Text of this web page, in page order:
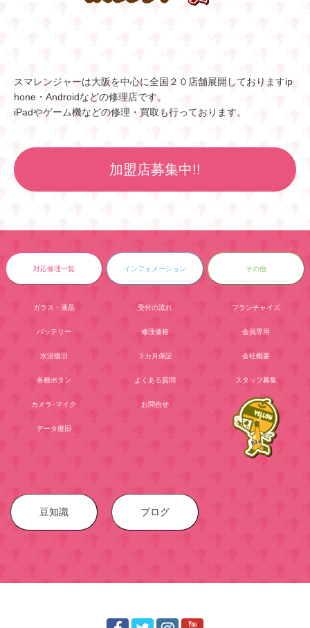
スマレンジャーは大阪を中心に全国２０店舗展開しておりますip
hone・Androidなどの修理店です。
iPadやゲーム機などの修理・買取も行っております。
加盟店募集中!!
対応修理一覧
ガラス・液晶
バッテリー
水没復旧
各種ボタン
カメラ･マイク
データ復旧
インフォメーション
受付の流れ
修理価格
３カ月保証
よくある質問
お問合せ
その他
フランチャイズ
会員専用
会社概要
スタッフ募集
豆知識 ブログ